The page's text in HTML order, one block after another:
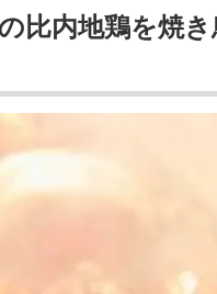
比内地鶏を焼